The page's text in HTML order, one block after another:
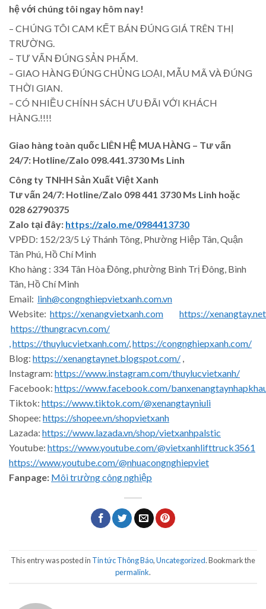
hệ với chúng tôi ngay hôm nay!
– CHÚNG TÔI CAM KẾT BÁN ĐÚNG GIÁ TRÊN THỊ
TRƯỜNG.
– TƯ VẤN ĐÚNG SẢN PHẨM.
– GIAO HÀNG ĐÚNG CHỦNG LOẠI, MẪU MÃ VÀ ĐÚNG
THỜI GIAN.
– CÓ NHIỀU CHÍNH SÁCH ƯU ĐÃI VỚI KHÁCH
HÀNG.!!!!
Giao hàng toàn quốc LIÊN HỆ MUA HÀNG – Tư vấn
24/7: Hotline/Zalo 098.441.3730 Ms Linh
Công ty TNHH Sản Xuất Việt Xanh
Tư vấn 24/7: Hotline/Zalo 098 441 3730 Ms Linh hoặc
028 62790375
Zalo tại đây: https://zalo.me/0984413730
VPĐD: 152/23/5 Lý Thánh Tông, Phường Hiệp Tân, Quận
Tân Phú, Hồ Chí Minh
Kho hàng : 334 Tân Hòa Đông, phường Bình Trị Đông, Bình
Tân, Hồ Chí Minh
Email: linh@congnghiepvietxanh.com.vn
Website: https://xenangvietxanh.com
https://xenangtay.net
https://thungracvn.com/
https://thuylucvietxanh.com/, https://congnghiepxanh.com/
Blog: https://xenangtaynet.blogspot.com/
Instagram: https://www.instagram.com/thuylucvietxanh/
Facebook: https://www.facebook.com/
Tiktok: https://www.tiktok.com/@xenangtayniuli
Shopee: https://shopee.vn/shopvietxanh
Lazada: https://www.lazada.vn/shop/vietxanhpalstic
Youtube: https://www.youtube.com/@vietxanhlifttruck3561
https://www.youtube.com/@nhuacongnghiepviet
Fanpage: Môi trường công nghiệp
This entry was posted in Tin tức Thông Báo,Uncategorized. Bookmark the
permalink.